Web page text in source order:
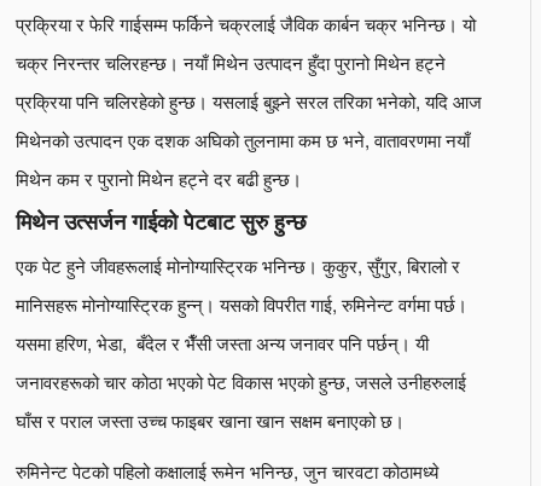
प्रक्रिया र फेरि गाईसम्म फर्किने चक्रलाई जैविक कार्बन चक्र भनिन्छ। यो
चक्र निरन्तर चलिरहन्छ। नयाँ मिथेन उत्पादन हुँदा पुरानो मिथेन हट्ने
प्रक्रिया पनि चलिरहेको हुन्छ। यसलाई बुझ्ने सरल तरिका भनेको, यदि आज
मिथेनको उत्पादन एक दशक अघिको तुलनामा कम छ भने, वातावरणमा नयाँ
मिथेन कम र पुरानो मिथेन हट्ने दर बढी हुन्छ।
मिथेन उत्सर्जन गाईको पेटबाट सुरु हुन्छ
एक पेट हुने जीवहरूलाई मोनोग्यास्ट्रिक भनिन्छ। कुकुर, सुँगुर, बिरालो र
मानिसहरू मोनोग्यास्ट्रिक हुन्न्। यसको विपरीत गाई, रुमिनेन्ट वर्गमा पर्छ।
यसमा हरिण, भेडा, बँदेल र भैँसी जस्ता अन्य जनावर पनि पर्छन्। यी
जनावरहरूको चार कोठा भएको पेट विकास भएको हुन्छ, जसले उनीहरुलाई
घाँस र पराल जस्ता उच्च फाइबर खाना खान सक्षम बनाएको छ।
रुमिनेन्ट पेटको पहिलो कक्षालाई रूमेन भनिन्छ, जुन चारवटा कोठामध्ये